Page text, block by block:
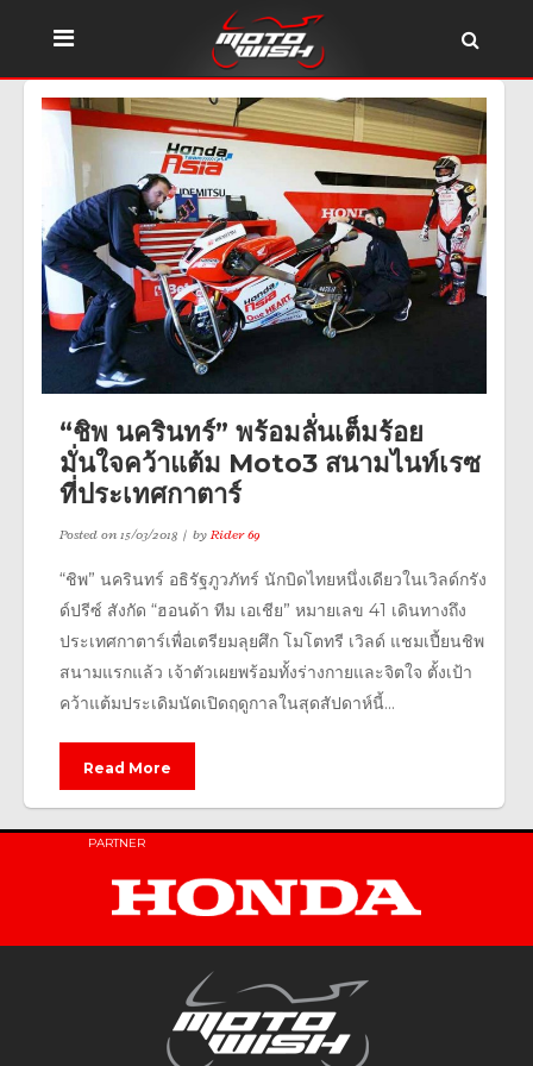
“ชิพ นครินทร์” พร้อมลั่นเต็มร้อย
มั่นใจคว้าแต้ม Moto3 สนามไนท์เรซ
ที่ประเทศกาตาร์
Posted on15/03/2018 byRider 69
“ชิพ” นครินทร์ อธิรัฐภูวภัทร์ นักบิดไทยหนึ่งเดียวในเวิลด์กรัง
ด์ปรีซ์​ สังกัด “ฮอนด้า ทีม เอเชีย” หมายเลข 41 เดินทางถึง
ประเทศกาตาร์เพื่อเตรียมลุยศึก โมโตทรี เวิลด์ แชมเปี้ยนชิพ
สนามแรกแล้ว เจ้าตัวเผยพร้อมทั้งร่างกายและจิตใจ ตั้งเป้า
คว้าแต้มประเดิมนัดเปิดฤดูกาลในสุดสัปดาห์นี้...
Read More
PARTNER